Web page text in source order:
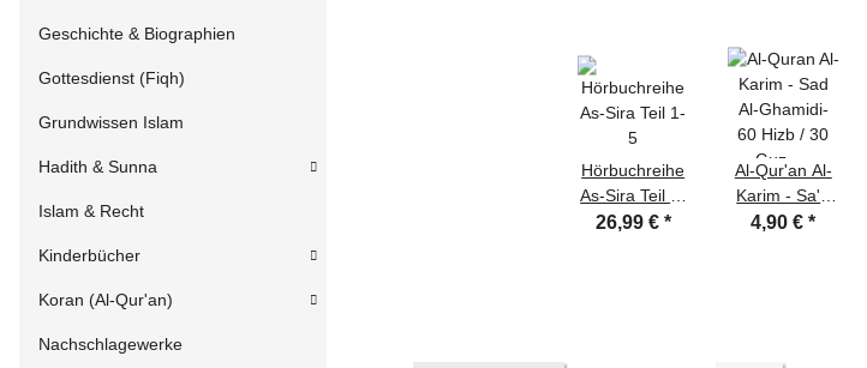
Hörbuchreihe
As-Sira Teil 1-
5
26,99 € *
Al-Qur'an Al-
Karim - Sa'd
Al-Ghamidi-
4,90 €*
Geschichte & Biographien
Gottesdienst (Fiqh)
Grundwissen Islam
Hadith & Sunna
Islam & Recht
Kinderbücher
Koran (Al-Qur'an)
Nachschlagewerke